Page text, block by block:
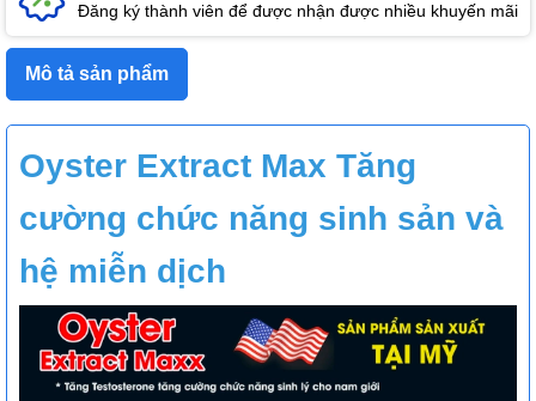
Đăng ký thành viên để được nhận được nhiều khuyến mãi
Mô tả sản phẩm
Oyster Extract Max Tăng
cường chức năng sinh sản và
hệ miễn dịch